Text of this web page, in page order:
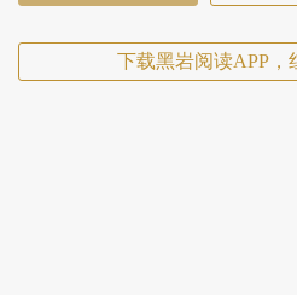
下载黑岩阅读APP，